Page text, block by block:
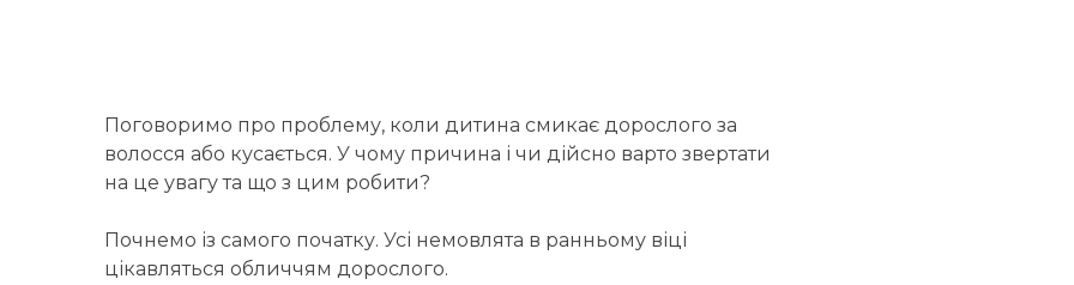
Поговоримо про проблему, коли дитина смикає дорослого за
волосся або кусається. У чому причина і чи дійсно варто звертати
на це увагу та що з цим робити?
Почнемо із самого початку. Усі немовлята в ранньому віці
цікавляться обличчям дорослого.